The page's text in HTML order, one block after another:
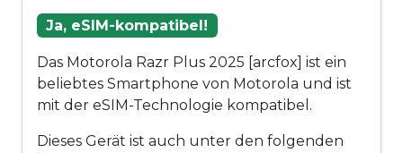
Ja, eSIM-kompatibel!
Das Motorola Razr Plus 2025 [arcfox] ist ein
beliebtes Smartphone von Motorola und ist
mit der eSIM-Technologie kompatibel.
Dieses Gerät ist auch unter den folgenden